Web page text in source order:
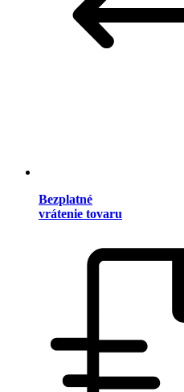
Bezplatné
vrátenie tovaru